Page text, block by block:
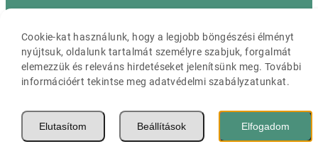
Cookie-kat használunk, hogy a legjobb böngészési élményt
nyújtsuk, oldalunk tartalmát személyre szabjuk, forgalmát
elemezzük és releváns hirdetéseket jelenítsünk meg. További
információért tekintse meg adatvédelmi szabályzatunkat.
Elfogadom
Beállítások
Elutasítom